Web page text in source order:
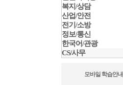
복지/상담
산업/안전
전기/소방
정보/통신
한국어/관광
CS/사무
모바일 학습안내